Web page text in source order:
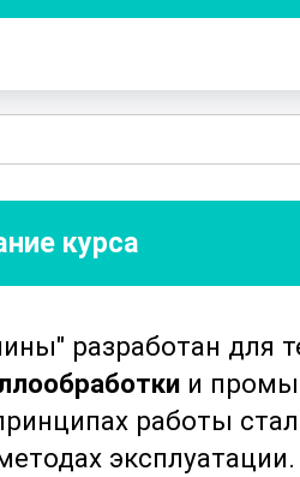
курса
разработан для
и
работы